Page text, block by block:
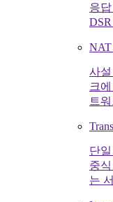
응
NAT
사
크
트
단
중
는